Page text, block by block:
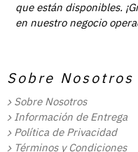
que están disponibles.
en nuestro negocio
Sobre Nosotros
Sobre Nosotros
Información de Entrega
Política de Privacidad
Términos y Condiciones